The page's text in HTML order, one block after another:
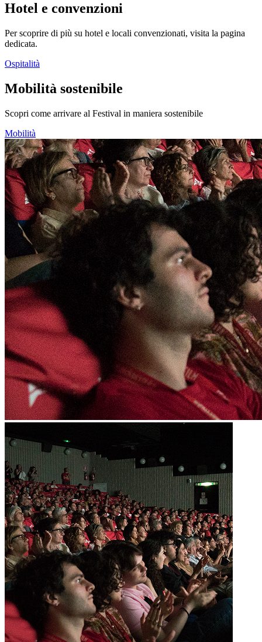
Hotel e convenzioni
Per scoprire di più su hotel e locali convenzionati, visita la pagina
dedicata.
Ospitalità
Mobilità sostenibile
Scopri come arrivare al Festival in maniera sostenibile
Mobilità